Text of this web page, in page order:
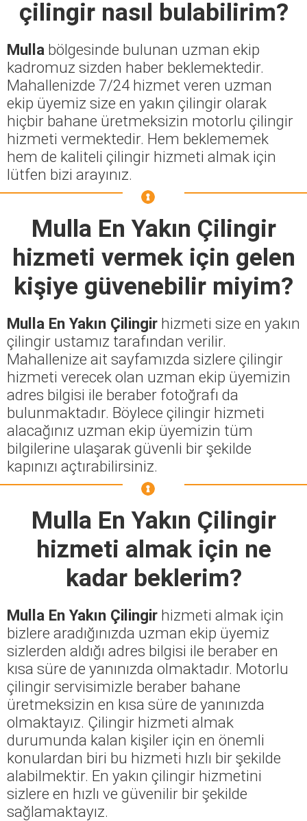
çilingir nasıl bulabilirim?
Mulla bölgesinde bulunan uzman ekip
kadromuz sizden haber beklemektedir.
Mahallenizde 7/24 hizmet veren uzman
ekip üyemiz size en yakın çilingir olarak
hiçbir bahane üretmeksizin motorlu çilingir
hizmeti vermektedir. Hem beklememek
hem de kaliteli çilingir hizmeti almak için
lütfen bizi arayınız.
Mulla En Yakın Çilingir
hizmeti vermek için gelen
kişiye güvenebilir miyim?
Mulla En Yakın Çilingir hizmeti size en yakın
çilingir ustamız tarafından verilir.
Mahallenize ait sayfamızda sizlere çilingir
hizmeti verecek olan uzman ekip üyemizin
adres bilgisi ile beraber fotoğrafı da
bulunmaktadır. Böylece çilingir hizmeti
alacağınız uzman ekip üyemizin tüm
bilgilerine ulaşarak güvenli bir şekilde
kapınızı açtırabilirsiniz.
Mulla En Yakın Çilingir
hizmeti almak için ne
kadar beklerim?
Mulla En Yakın Çilingir hizmeti almak için
bizlere aradığınızda uzman ekip üyemiz
sizlerden aldığı adres bilgisi ile beraber en
kısa süre de yanınızda olmaktadır. Motorlu
çilingir servisimizle beraber bahane
üretmeksizin en kısa süre de yanınızda
olmaktayız. Çilingir hizmeti almak
durumunda kalan kişiler için en önemli
konulardan biri bu hizmeti hızlı bir şekilde
alabilmektir. En yakın çilingir hizmetini
sizlere en hızlı ve güvenilir bir şekilde
sağlamaktayız.